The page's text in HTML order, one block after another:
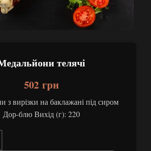
щоб збільшити
телячі
502 грн
з вирізки на баклажані під сиром
Дор-блю Вихід (г): 220